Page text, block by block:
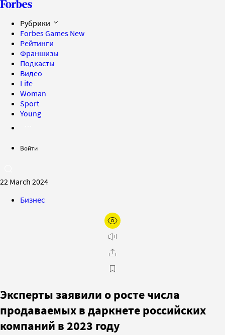
Рубрики
Forbes Games New
Рейтинги
Франшизы
Подкасты
Видео
Life
Woman
Sport
Young
Войти
22 March 2024
Бизнес
Эксперты заявили о росте числа
продаваемых в даркнете российских
компаний в 2023 году